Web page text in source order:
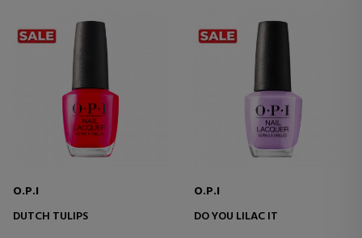
O.P.I
DUTCH TULIPS
O.P.I
DO YOU LILAC IT